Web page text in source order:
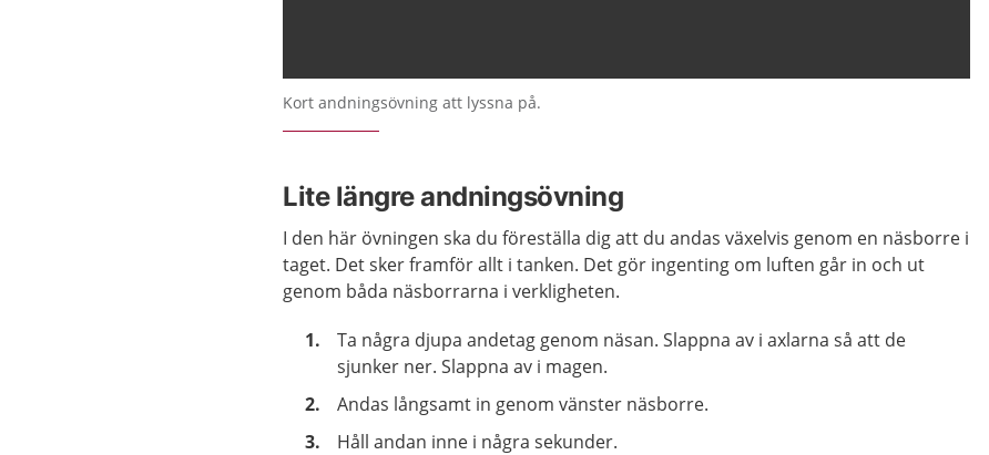
Kort andningsövning att lyssna på.
Lite längre andningsövning
I den här övningen ska du föreställa dig att du andas växelvis genom en näsborre i
taget. Det sker framför allt i tanken. Det gör ingenting om luften går in och ut
genom båda näsborrarna i verkligheten.
Ta några djupa andetag genom näsan. Slappna av i axlarna så att de
sjunker ner. Slappna av i magen.
Andas långsamt in genom vänster näsborre.
Håll andan inne i några sekunder.